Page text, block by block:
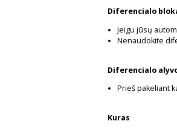
Diferencialo
Jeigu jūsų
Nenaudokite
Diferencialo
Prieš pakeliant
Kuras